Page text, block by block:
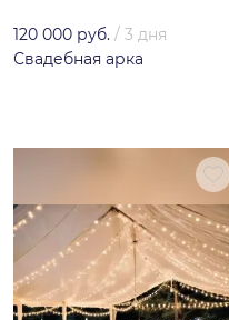
120 000 руб. / 3 дня
Свадебная арка